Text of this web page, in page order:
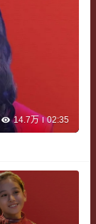
14.7万 02:35